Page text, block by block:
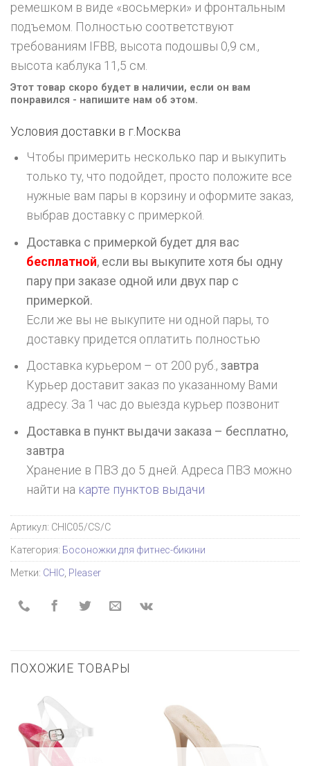
ремешком в виде «восьмерки» и фронтальным
подъемом. Полностью соответствуют
требованиям IFBB, высота подошвы 0,9 см.,
высота каблука 11,5 см.
Этот товар скоро будет в наличии, если он вам
понравился - напишите нам об этом.
Условия доставки в г. Москва
Чтобы примерить несколько пар и выкупить
только ту, что подойдет, просто положите все
нужные вам пары в корзину и оформите заказ,
выбрав доставку с примеркой.
Доставка с примеркой будет для вас
бесплатной, если вы выкупите хотя бы одну
пару при заказе одной или двух пар с
примеркой.
Если же вы не выкупите ни одной пары, то
доставку придется оплатить полностью
Доставка курьером – от 200 руб.,завтра
Курьер доставит заказ по указанному Вами
адресу. За 1 час до выезда курьер позвонит
Доставка в пункт выдачи заказа – бесплатно,
завтра
Хранение в ПВЗ до 5 дней. Адреса ПВЗ можно
найти на карте пунктов выдачи
Артикул: CHIC05/CS/C
Категория: Босоножки для фитнес-бикини
Метки: CHIC Pleaser
ПОХОЖИЕ ТОВАРЫ